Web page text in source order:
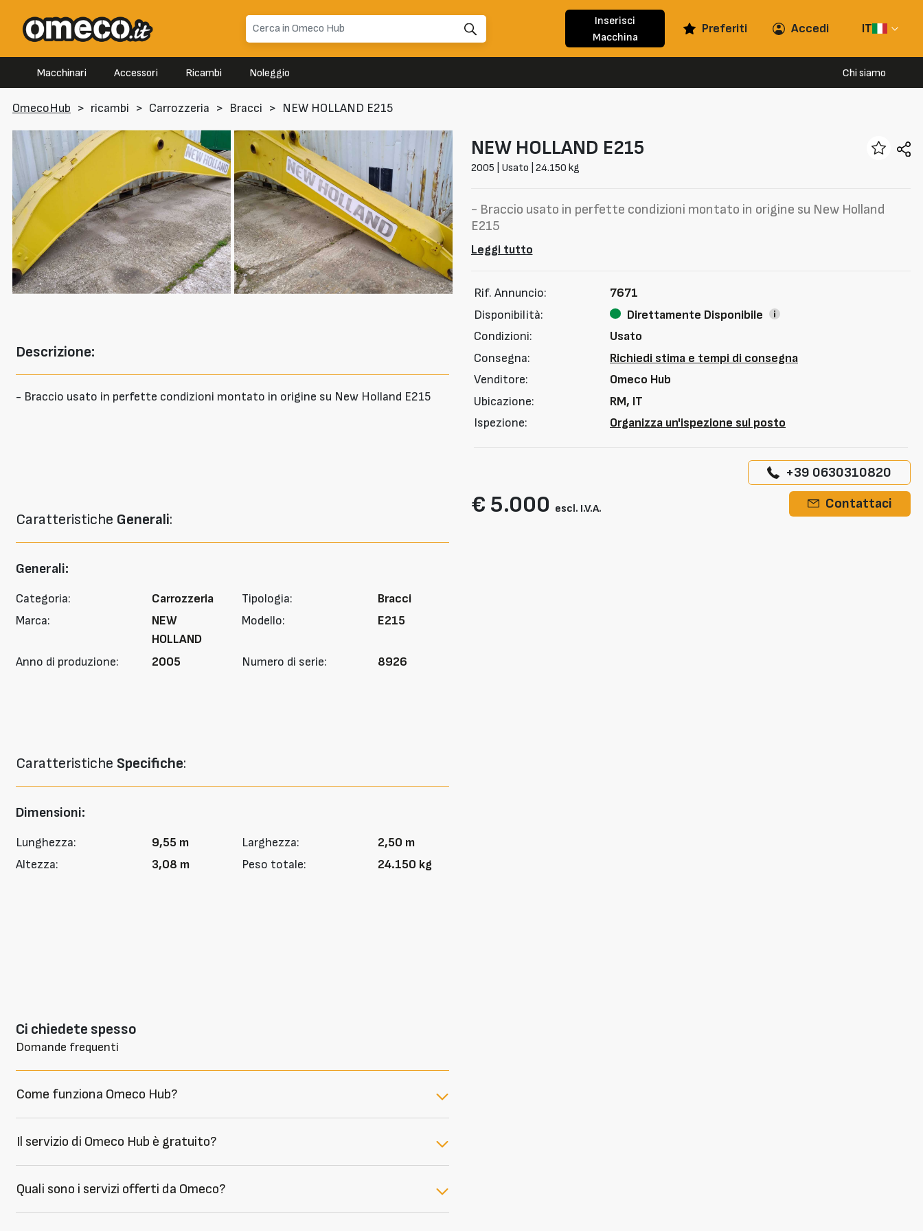
Inserisci
Macchina
Preferiti Accedi IT
Macchinari Accessori Ricambi Noleggio Chi siamo
OmecoHub > ricambi > Carrozzeria > Bracci > NEW HOLLAND E215
Descrizione:
- Braccio usato in perfette condizioni montato in origine su New Holland E215
Caratteristiche Generali:
Generali:
Categoria: Carrozzeria Tipologia:
Bracci
Marca:
NEW
HOLLAND
Modello: E215
Anno di produzione: 2005 Numero di serie: 8926
Caratteristiche Specifiche:
Dimensioni:
Lunghezza: 9,55 m Larghezza:
2,50 m
Altezza:
3,08 m Peso totale: 24.150 kg
Ci chiedete spesso
Domande frequenti
Come funziona Omeco Hub?
Il servizio di Omeco Hub è gratuito?
Quali sono i servizi offerti da Omeco?
NEW HOLLAND E215
2005 | Usato | 24.150 kg
- Braccio usato in perfette condizioni montato in origine su New Holland
E215
Leggi tutto
Rif. Annuncio:
7671
Disponibilità:
Direttamente Disponibile
Condizioni:
Usato
Consegna:
Richiedi stima e tempi di consegna
Venditore:
Omeco Hub
Ubicazione:
RM, IT
Ispezione:
Organizza un'ispezione sul posto
€ 5.000 escl. I.V.A.
+39 0630310820
Contattaci